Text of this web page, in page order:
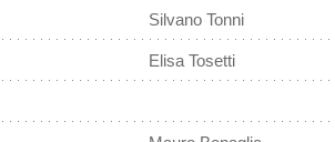
Silvano Tonni
Elisa Tosetti